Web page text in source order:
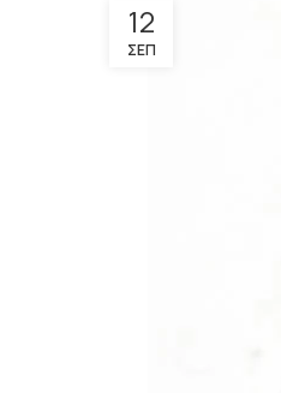
12
ΣΕΠ